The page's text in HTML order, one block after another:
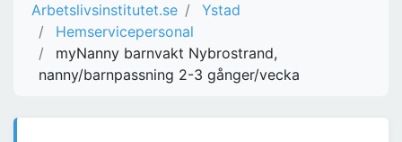
Arbetslivsinstitutet.se
Ystad
Hemservicepersonal
myNanny barnvakt Nybrostrand,
nanny/barnpassning 2-3 gånger/vecka